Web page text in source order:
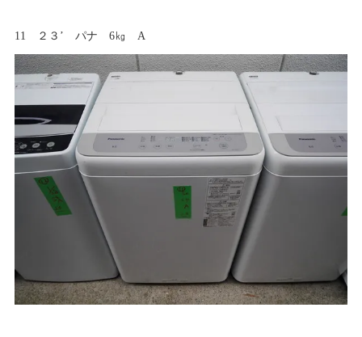
11 ２３’ パナ 6㎏ A